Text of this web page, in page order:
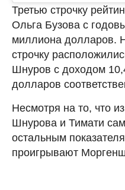
Третью строчку
Ольга Бузова с
миллиона долларов.
строчку
Шнуров с доходом
долларов
Несмотря на то, что
Шнурова и Тимати
остальным
проигрывают